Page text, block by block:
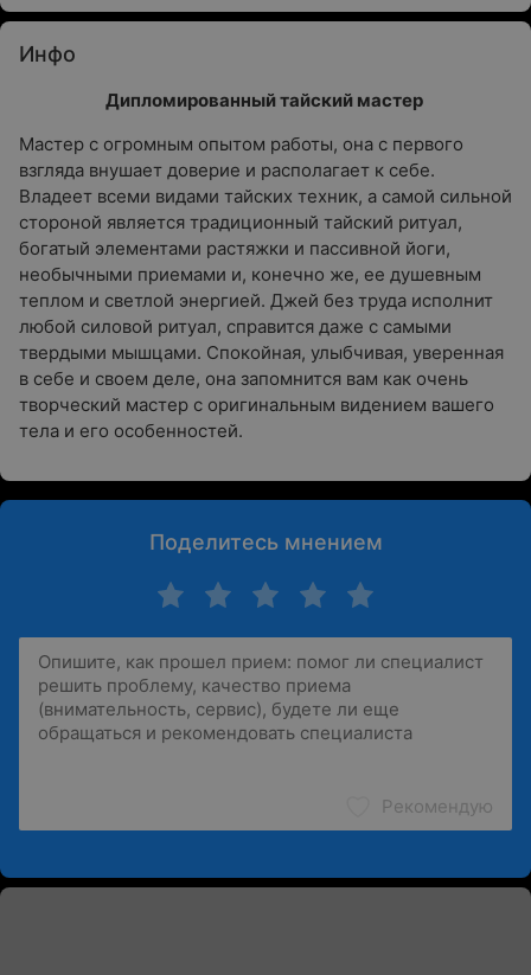
Инфо
Дипломированный тайский мастер
Мастер с огромным опытом работы, она с первого
взгляда внушает доверие и располагает к себе.
Владеет всеми видами тайских техник, а самой сильной
стороной является традиционный тайский ритуал,
богатый элементами растяжки и пассивной йоги,
необычными приемами и, конечно же, ее душевным
теплом и светлой энергией. Джей без труда исполнит
любой силовой ритуал, справится даже с самыми
твердыми мышцами. Спокойная, улыбчивая, уверенная
в себе и своем деле, она запомнится вам как очень
творческий мастер с оригинальным видением вашего
тела и его особенностей.
Поделитесь мнением
Рекомендую